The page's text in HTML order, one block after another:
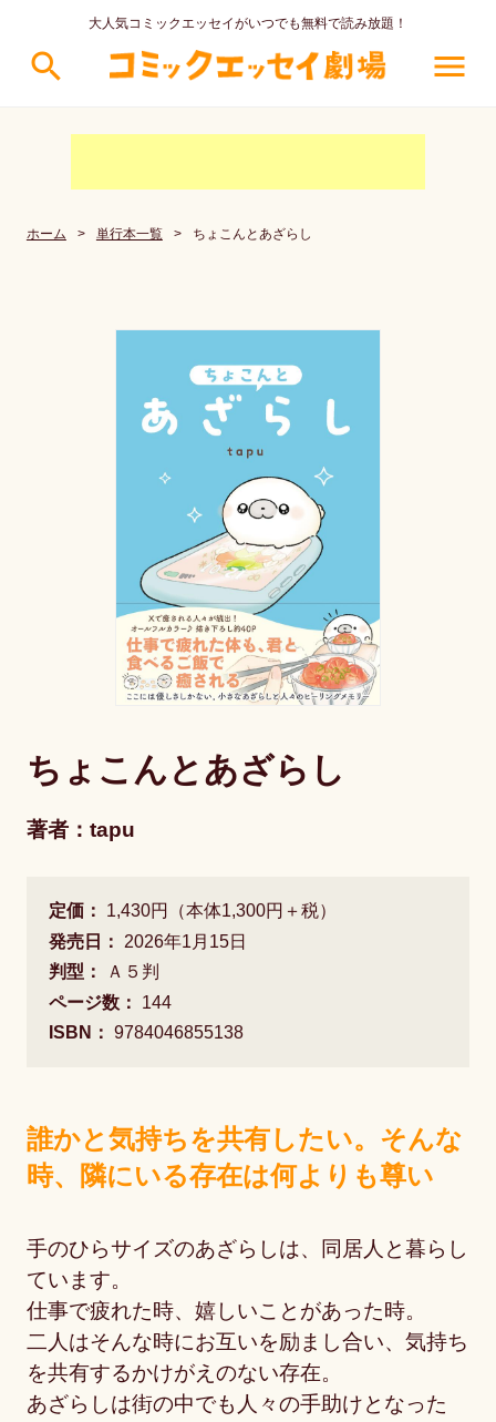
大人気コミックエッセイがいつでも無料で読み放題！
search menu
ホーム > 単行本一覧 > ちょこんとあざらし
ちょこんとあざらし
著者：tapu
定価：
1,430円（本体1,300円＋税）
発売日：
2026年1月15日
判型：
Ａ５判
ページ数：
144
ISBN： 9784046855138
誰かと気持ちを共有したい。そんな
時、隣にいる存在は何よりも尊い
手のひらサイズのあざらしは、同居人と暮らし
ています。
仕事で疲れた時、嬉しいことがあった時。
二人はそんな時にお互いを励まし合い、気持ち
を共有するかけがえのない存在。
あざらしは街の中でも人々の手助けとなった